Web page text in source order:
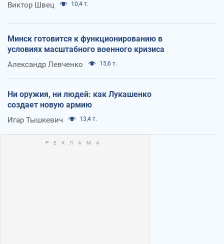
Виктор Швец 10,4 т.
Минск готовится к функционированию в
условиях масштабного военного кризиса
Александр Левченко 15,6 т.
Ни оружия, ни людей: как Лукашенко
создает новую армию
Игар Тышкевич 13,4 т.